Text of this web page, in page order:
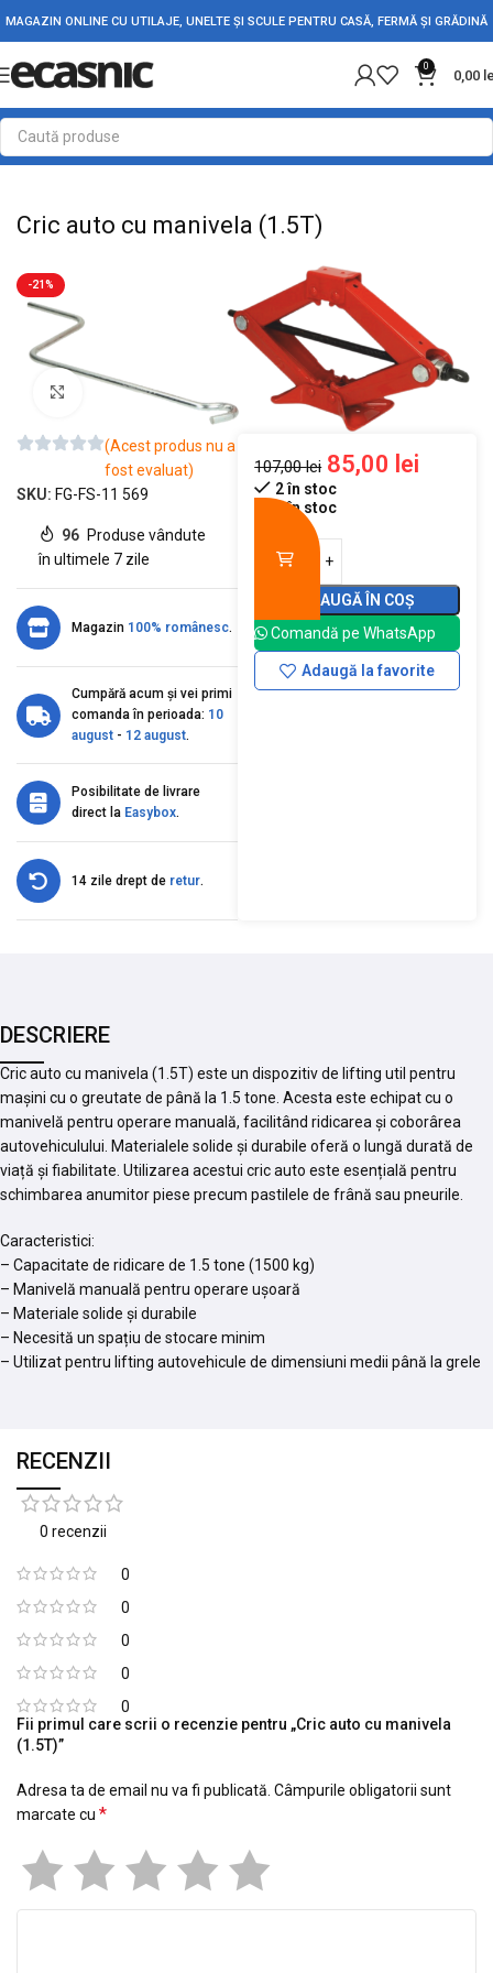
MAGAZIN ONLINE CU UTILAJE, UNELTE ȘI SCULE PENTRU CASĂ, FERMĂ ȘI GRĂDINĂ
0
0,00
Prima pagină Accesorii Auto Tractare si ridicare
Cric auto cu manivela (1.5T)
-21%
Mărește imaginea
(Acest produs nu a
fost evaluat)
SKU: FG-FS-11 569
96 Produse vândute
în ultimele 7 zile
Magazin 100% românesc.
Cumpără acum și vei primi
comanda în perioada: 10
august - 12 august.
Posibilitate de livrare
direct la Easybox.
14 zile drept de retur.
107,00lei 85,00 lei
2 în stoc
2 în stoc
ADAUGĂ ÎN COȘ
Comandă pe WhatsApp
Adaugă la favorite
DESCRIERE
Cric auto cu manivela (1.5T) este un dispozitiv de lifting util pentru
mașini cu o greutate de până la 1.5 tone. Acesta este echipat cu o
manivelă pentru operare manuală, facilitând ridicarea și coborârea
autovehiculului. Materialele solide și durabile oferă o lungă durată de
viață și fiabilitate. Utilizarea acestui cric auto este esențială pentru
schimbarea anumitor piese precum pastilele de frână sau pneurile.
Caracteristici:
– Capacitate de ridicare de 1.5 tone (1500 kg)
– Manivelă manuală pentru operare ușoară
– Materiale solide și durabile
– Necesită un spațiu de stocare minim
– Utilizat pentru lifting autovehicule de dimensiuni medii până la grele
RECENZII
0 recenzii
0
0
0
0
0
Fii primul care scrii o recenzie pentru „Cric auto cu manivela
(1.5T)”
Adresa ta de email nu va fi publicată. Câmpurile obligatorii sunt
marcate cu *